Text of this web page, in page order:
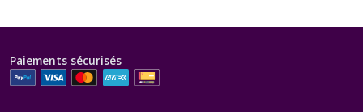
Paiements sécurisés